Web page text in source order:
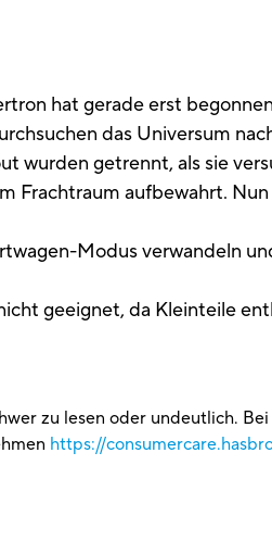
hat gerade erst
das Universum
wurden getrennt, als sie
Frachtraum aufbewahrt.
Modus verwandeln
geeignet, da Kleinteile
zu lesen oder undeutlich.
https://